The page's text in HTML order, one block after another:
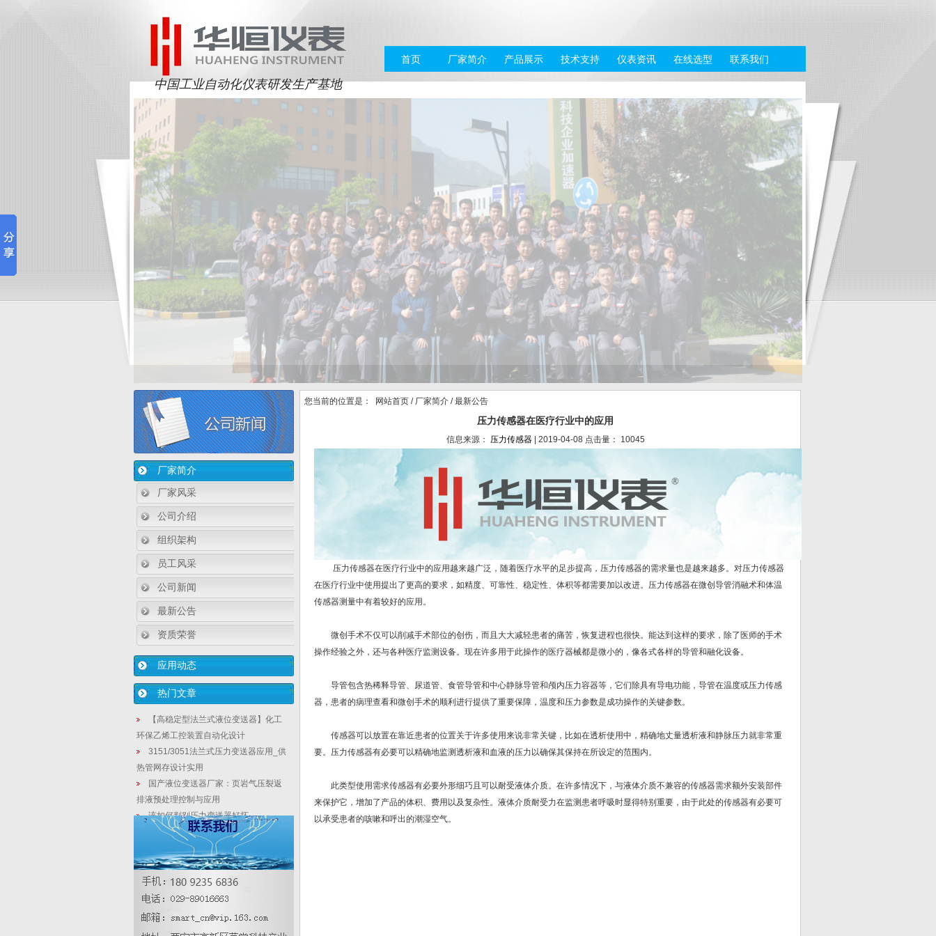
中国工业自动化仪表研发生产基地
首页 厂家简介 产品展示 技术支持 仪表资讯 在线选型 联系我们
厂家简介
厂家风采
公司介绍
组织架构
员工风采
公司新闻
最新公告
资质荣誉
应用动态
热门文章
【高稳定型法兰式液位变送器】化工
环保乙烯工控装置自动化设计
3151/3051法兰式压力变送器应用_供
热管网存设计实用
国产液位变送器厂家：页岩气压裂返
排液预处理控制与应用
该如何判别压力变送器好坏
3151法兰式液位计在储油罐设计上得
小巧型压力变送器品牌排名
3151/3051稳定型静压液位变送器_水
产养殖使用特点说明之一
浅谈智能差压变送器的日常故障及处
理方法
您当前的位置是： 网站首页 / 厂家简介 / 最新公告
压力传感器在医疗行业中的应用
信息来源： 压力传感器| 2019-04-08 点击量： 10045
压力传感器在医疗行业中的应用越来越广泛，随着医疗水平的足步提高，压力传感器的需求量也是越来越多。对压力传感器
在医疗行业中使用提出了更高的要求，如精度、可靠性、稳定性、体积等都需要加以改进。压力传感器在微创导管消融术和体温
传感器测量中有着较好的应用。
微创手术不仅可以削减手术部位的创伤，而且大大减轻患者的痛苦，恢复进程也很快。能达到这样的要求，除了医师的手术
操作经验之外，还与各种医疗监测设备。现在许多用于此操作的医疗器械都是微小的，像各式各样的导管和融化设备。
导管包含热稀释导管、尿道管、食管导管和中心静脉导管和颅内压力容器等，它们除具有导电功能，导管在温度或压力传感
器，患者的病理查看和微创手术的顺利进行提供了重要保障，温度和压力参数是成功操作的关键参数。
传感器可以放置在靠近患者的位置关于许多使用来说非常关键，比如在透析使用中，精确地丈量透析液和静脉压力就非常重
要。压力传感器有必要可以精确地监测透析液和血液的压力以确保其保持在所设定的范围内。
此类型使用需求传感器有必要外形细巧且可以耐受液体介质。在许多情况下，与液体介质不兼容的传感器需求额外安装部件
来保护它，增加了产品的体积、费用以及复杂性。液体介质耐受力在监测患者呼吸时显得特别重要，由于此处的传感器有必要可
以承受患者的咳嗽和呼出的潮湿空气。